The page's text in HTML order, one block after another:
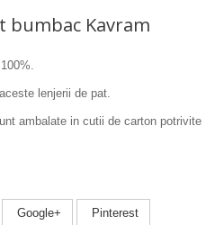
bumbac Kavram
lenjerii de pat.
ambalate in cutii de carton potrivite
Google+ Pinterest